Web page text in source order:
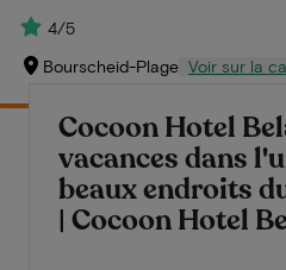
4/5
Bourscheid-Plage Voir sur la
Cocoon Hotel
vacances dans
beaux endroits
| Cocoon Hotel